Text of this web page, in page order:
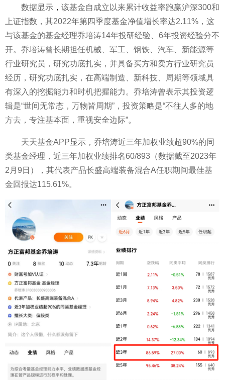
数据显示 ， 该基金自成立以来累计收益率跑赢沪深300和
上证指数，其2022年第四季度基金净值增长率达2.11%，这
与该基金的基金经理乔培涛14年投研经验、6年投资经验分不
开。乔培涛曾长期担任机械、军工、钢铁、汽车、新能源等
行业研究员，研究功底扎实，并具备买方和卖方行业研究员
经历，研究功底扎实，在高端制造、新科技、周期等领域具
有深入的挖掘能力和时机把握能力。乔培涛曾表示其投资逻
辑是“世间无常态，万物皆周期”， 投资策略是“不往人多的地
方去，专注基本面，重视安全边际”。
天天基金APP显示，乔培涛近三年加权业绩超90%的同
类基金经理， 近三年加权业绩排名60/893（数据截至2023年
2月9日），其代表产品长盛高端装备混合A任职期间最佳基
金回报达115.61%。